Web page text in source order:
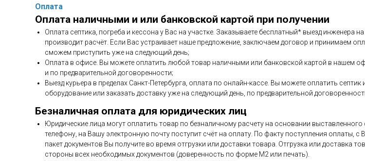
Оплата
Оплата наличными и или банковской картой при получении
Оплата септика, погреба и кессона у Вас на участке. Заказываете бесплатный* выезд инженера
производит расчёт. Если Вас устраивает наше предложение, заключаем договор и принимаем
сможем приступить уже на следующий день;
Оплата в офисе. Вы можете оплатить любой товар наличными или банковской картой в нашем
и по предварительной договоренности;
Выезд курьера в пределах Санкт-Петербурга, оплата по онлайн-кассе. Вы можете оплатить
оборудование или заказать доставку уже на следующий день, по предварительной
Безналичная оплата для юридических лиц
Юридические лица могут оплатить товар по безналичному расчету на основании
телефону, на Вашу электронную почту поступит счёт на оплату. По факту поступления оплаты,
пакет документов Вы получите во время отгрузки или доставки товара. Отгрузка или доставка
стороны всех необходимых документов (доверенность по форме М2 или печать).